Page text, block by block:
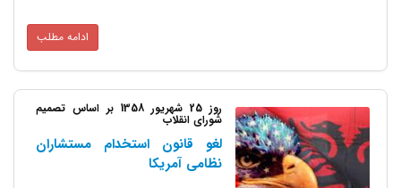
ادامه مطلب
روز 25 شهریور 1358 بر اساس تصمیم
شورای انقلاب
لغو قانون استخدام مستشاران
نظامی آمریکا